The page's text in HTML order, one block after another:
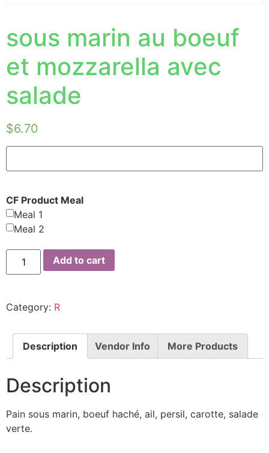
sous marin au boeuf
et mozzarella avec
salade
$6.70
CF Product Meal
Meal 1
Meal 2
Add to cart
Category: R
Description Vendor Info More Products
Description
Pain sous marin, boeuf haché, ail, persil, carotte, salade
verte.